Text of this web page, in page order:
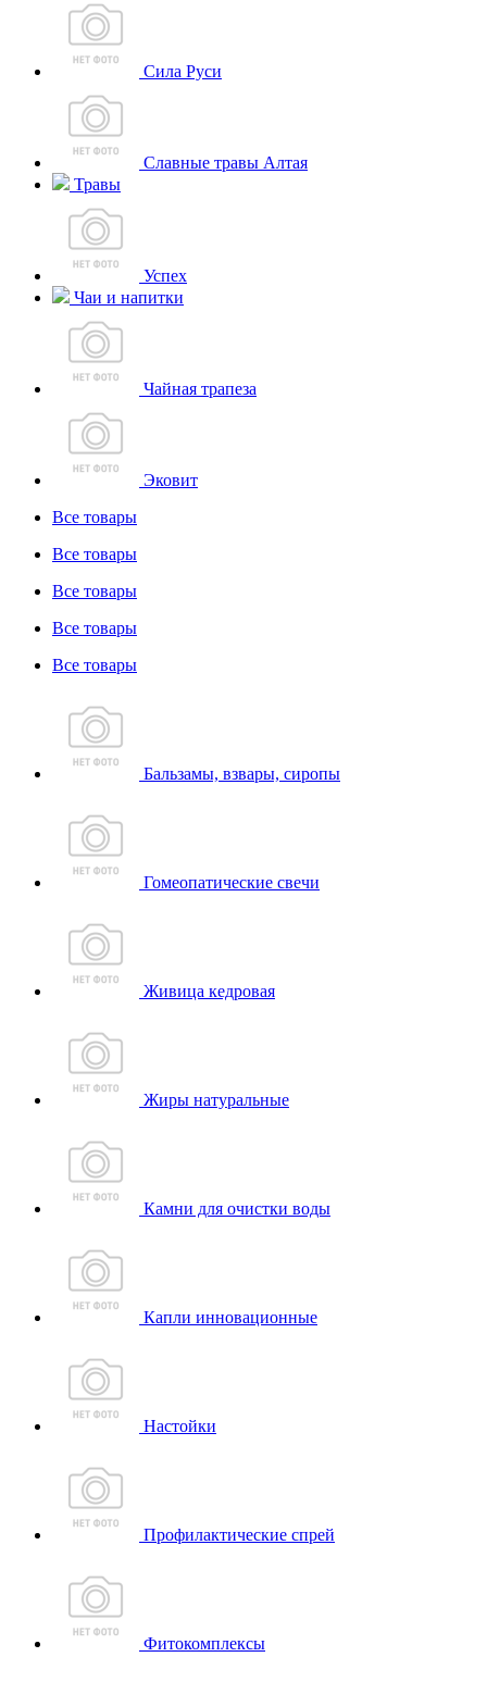
Сила Руси
Славные травы Алтая
Травы
Успех
Чаи и напитки
Чайная трапеза
Эковит
Все товары
Все товары
Все товары
Все товары
Все товары
Бальзамы, взвары, сиропы
Гомеопатические свечи
Живица кедровая
Жиры натуральные
Камни для очистки воды
Капли инновационные
Настойки
Профилактические спрей
Фитокомплексы